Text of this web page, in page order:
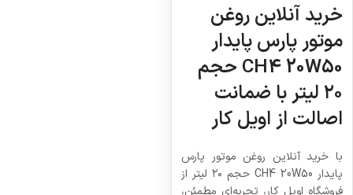
خرید آنلاین روغن
موتور پارس پایدار
CH4 20W50 حجم
۲۰ لیتر با ضمانت
اصالت از اویل کار
با خرید آنلاین روغن موتور پارس
پایدار CH4 20W50 حجم ۲۰ لیتر از
فروشگاه اویل کار، تجربه‌ای مطمئن،